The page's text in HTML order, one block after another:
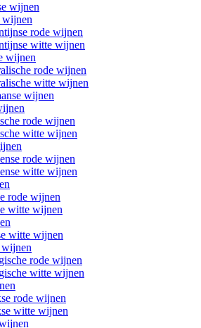
wijnen
wijnen
rode wijnen
witte wijnen
wijnen
rode wijnen
witte wijnen
wijnen
rode wijnen
witte wijnen
rode wijnen
witte wijnen
rode wijnen
witte wijnen
witte wijnen
rode wijnen
witte wijnen
rode wijnen
witte wijnen